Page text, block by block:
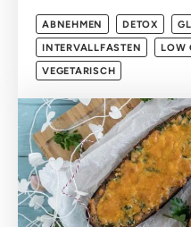
ABNEHMEN DETOX
INTERVALLFASTEN
LOW
VEGETARISCH